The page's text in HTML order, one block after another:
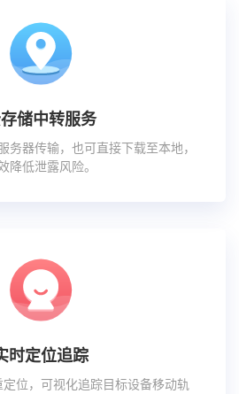
储中转服务
务器传输，也可直接下载至本地，
降低泄露风险。
时定位追踪
位，可视化追踪目标设备移动轨